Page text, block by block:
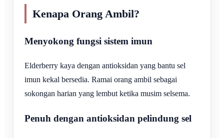
Kenapa Orang Ambil?
Menyokong fungsi sistem imun
Elderberry kaya dengan antioksidan yang bantu sel
imun kekal bersedia. Ramai orang ambil sebagai
sokongan harian yang lembut ketika musim selsema.
Penuh dengan antioksidan pelindung sel